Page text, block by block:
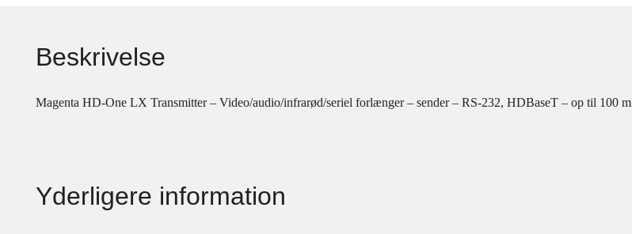
Beskrivelse
Magenta HD-One LX Transmitter – Video/audio/infrarød/seriel forlænger – sender – RS-232, HDBaseT – op til 100 m
Yderligere information